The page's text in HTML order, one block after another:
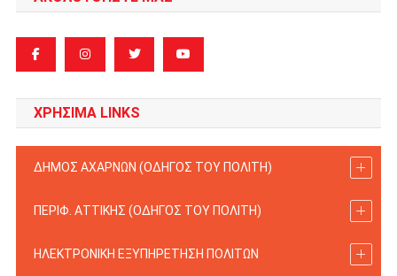
ΧΡΗΣΙΜΑ LINKS
ΔΗΜΟΣ ΑΧΑΡΝΩΝ (ΟΔΗΓΟΣ TOY ΠΟΛΙΤΗ)
ΠΕΡΙΦ. ΑΤΤΙΚΗΣ (ΟΔΗΓΟΣ TOY ΠΟΛΙΤΗ)
ΗΛΕΚΤΡΟΝΙΚΗ ΕΞΥΠΗΡΕΤΗΣΗ ΠΟΛΙΤΩΝ